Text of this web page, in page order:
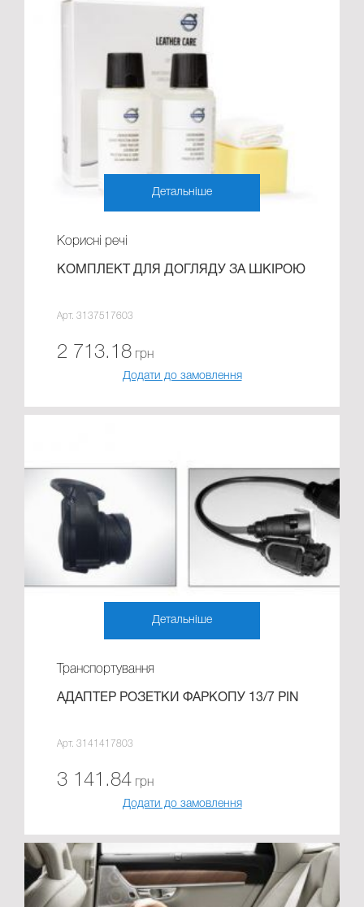
Детальніше
Корисні речі
КОМПЛЕКТ ДЛЯ ДОГЛЯДУ ЗА ШКІРОЮ
Арт. 3137517603
2 713.18 грн
Додати до замовлення
Детальніше
Транспортування
АДАПТЕР РОЗЕТКИ ФАРКОПУ 13/7 PIN
Арт. 3141417803
3 141.84 грн
Додати до замовлення